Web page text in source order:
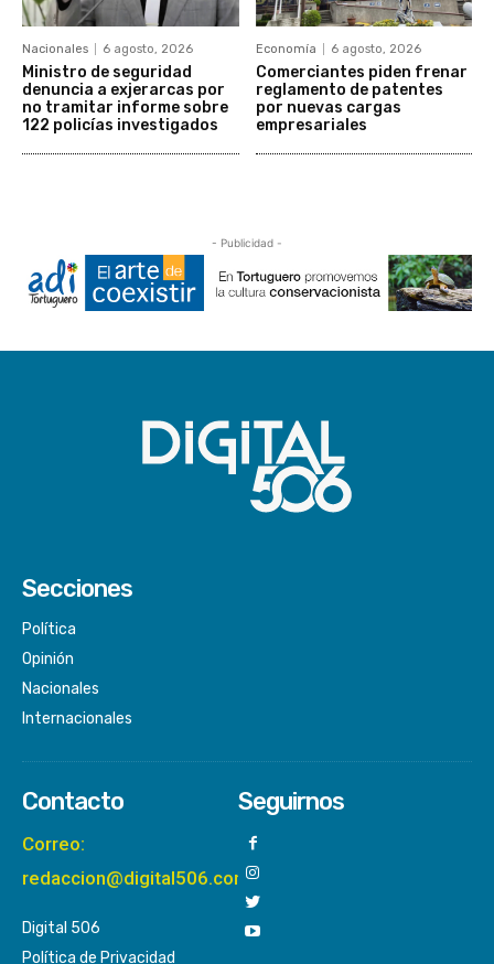
Nacionales 6 agosto, 2026
Ministro de seguridad
denuncia a exjerarcas por
no tramitar informe sobre
122 policías investigados
Economía 6 agosto, 2026
Comerciantes piden frenar
reglamento de patentes
por nuevas cargas
empresariales
- Publicidad -
Secciones
Política
Opinión
Nacionales
Internacionales
Contacto
Correo:
redaccion@digital506.com
Digital 506
Política de Privacidad
Seguirnos